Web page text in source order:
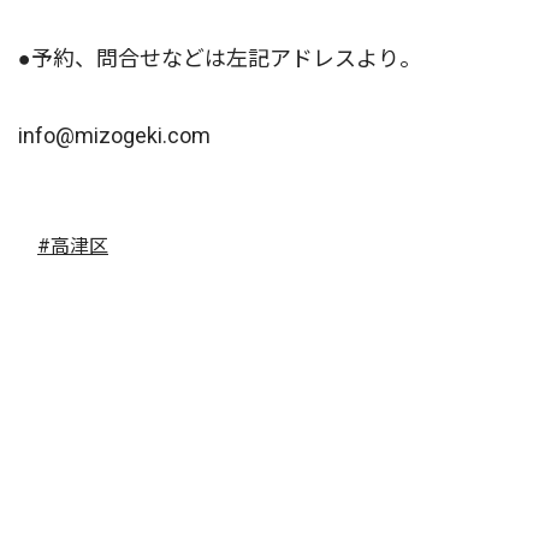
●予約、問合せなどは左記アドレスより。
info@mizogeki.com
#高津区